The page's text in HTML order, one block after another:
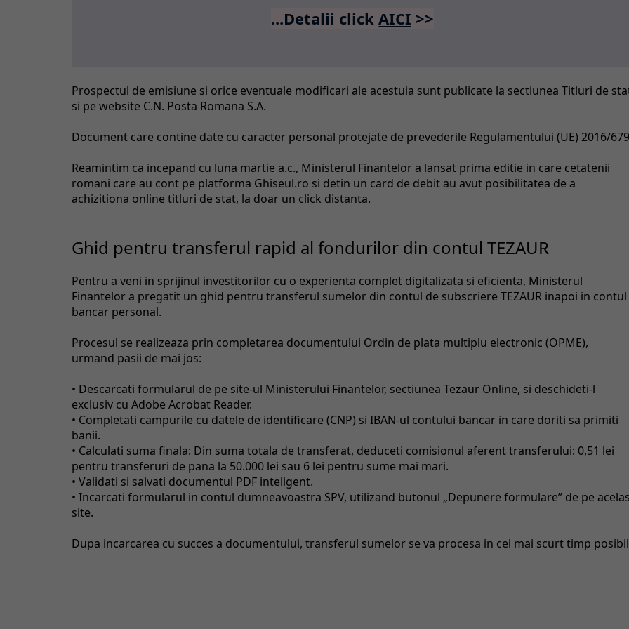
...Detalii clickAICI >>
Prospectul de emisiune si orice eventuale modificari ale acestuia sunt publicate la sectiunea Titluri de
si pe website C.N. Posta Romana S.A.
Document care contine date cu caracter personal protejate de prevederile Regulamentului (UE) 2016/679
Reamintim ca incepand cu luna martie a.c., Ministerul Finantelor a lansat prima editie in care cetatenii
romani care au cont pe platforma Ghiseul.ro si detin un card de debit au avut posibilitatea de a
achizitiona online titluri de stat, la doar un click distanta.
Ghid pentru transferul rapid al fondurilor din contul TEZAUR
Pentru a veni in sprijinul investitorilor cu o experienta complet digitalizata si eficienta, Ministerul
Finantelor a pregatit un ghid pentru transferul sumelor din contul de subscriere TEZAUR inapoi in contul
bancar personal.
Procesul se realizeaza prin completarea documentului Ordin de plata multiplu electronic (OPME),
urmand pasii de mai jos:
• Descarcati formularul de pe site-ul Ministerului Finantelor, sectiunea Tezaur Online, si deschideti-l
exclusiv cu Adobe Acrobat Reader.
• Completati campurile cu datele de identificare (CNP) si IBAN-ul contului bancar in care doriti sa primiti
banii.
• Calculati suma finala: Din suma totala de transferat, deduceti comisionul aferent transferului: 0,51 lei
pentru transferuri de pana la 50.000 lei sau 6 lei pentru sume mai mari.
• Validati si salvati documentul PDF inteligent.
• Incarcati formularul in contul dumneavoastra SPV, utilizand butonul „Depunere formulare” de pe
site.
Dupa incarcarea cu succes a documentului, transferul sumelor se va procesa in cel mai scurt timp